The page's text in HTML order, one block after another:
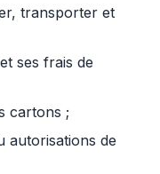
transporter et
ses frais de
cartons ;
autorisations de